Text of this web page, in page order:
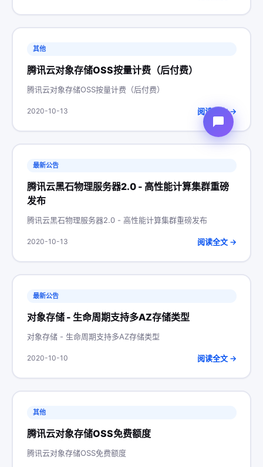
其他
腾讯云对象存储OSS按量计费（后付费）
腾讯云对象存储OSS按量计费（后付费）
2020-10-13 阅读全文 →
最新公告
腾讯云黑石物理服务器2.0 - 高性能计算集群重磅
发布
腾讯云黑石物理服务器2.0 - 高性能计算集群重磅发布
2020-10-13 阅读全文 →
最新公告
对象存储 - 生命周期支持多AZ存储类型
对象存储 - 生命周期支持多AZ存储类型
2020-10-10 阅读全文 →
其他
腾讯云对象存储OSS免费额度
腾讯云对象存储OSS免费额度